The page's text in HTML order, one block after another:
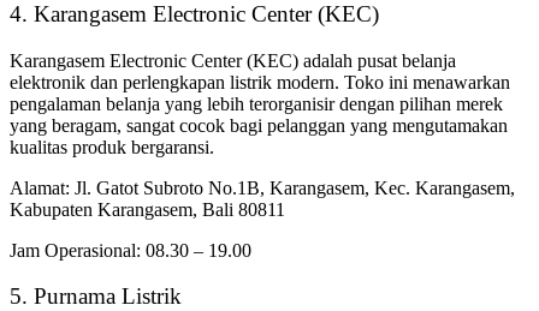
4. Karangasem Electronic Center (KEC)
Karangasem Electronic Center (KEC) adalah pusat belanja
elektronik dan perlengkapan listrik modern. Toko ini menawarkan
pengalaman belanja yang lebih terorganisir dengan pilihan merek
yang beragam, sangat cocok bagi pelanggan yang mengutamakan
kualitas produk bergaransi.
Alamat: Jl. Gatot Subroto No.1B, Karangasem, Kec. Karangasem,
Kabupaten Karangasem, Bali 80811
Jam Operasional: 08.30 – 19.00
5. Purnama Listrik